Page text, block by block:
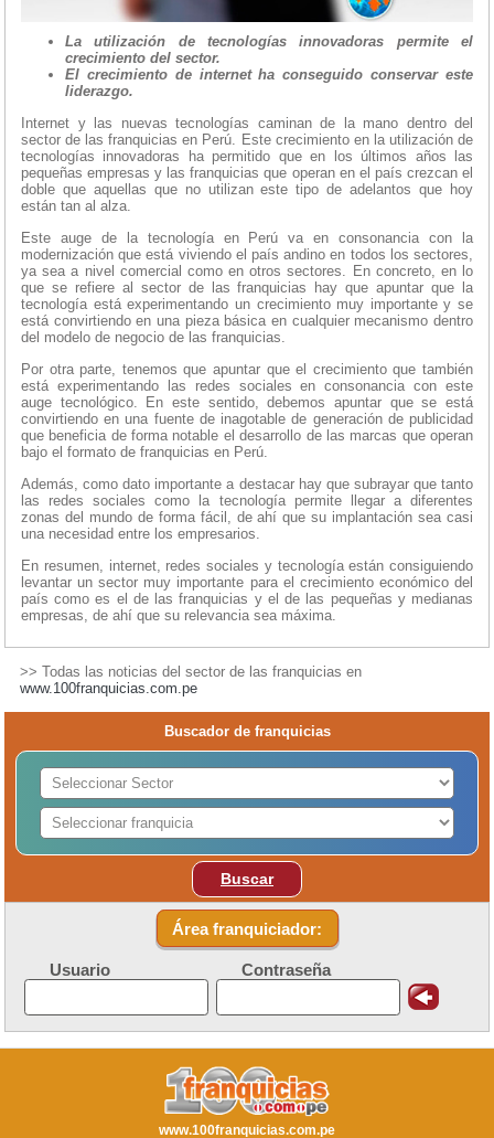
La utilización de tecnologías innovadoras permite el
crecimiento del sector.
El crecimiento de internet ha conseguido conservar este
liderazgo.
Internet y las nuevas tecnologías caminan de la mano dentro del
sector de las franquicias en Perú. Este crecimiento en la utilización de
tecnologías innovadoras ha permitido que en los últimos años las
pequeñas empresas y las franquicias que operan en el país crezcan el
doble que aquellas que no utilizan este tipo de adelantos que hoy
están tan al alza.
Este auge de la tecnología en Perú va en consonancia con la
modernización que está viviendo el país andino en todos los sectores,
ya sea a nivel comercial como en otros sectores. En concreto, en lo
que se refiere al sector de las franquicias hay que apuntar que la
tecnología está experimentando un crecimiento muy importante y se
está convirtiendo en una pieza básica en cualquier mecanismo dentro
del modelo de negocio de las franquicias.
Por otra parte, tenemos que apuntar que el crecimiento que también
está experimentando las redes sociales en consonancia con este
auge tecnológico. En este sentido, debemos apuntar que se está
convirtiendo en una fuente de inagotable de generación de publicidad
que beneficia de forma notable el desarrollo de las marcas que operan
bajo el formato de franquicias en Perú.
Además, como dato importante a destacar hay que subrayar que tanto
las redes sociales como la tecnología permite llegar a diferentes
zonas del mundo de forma fácil, de ahí que su implantación sea casi
una necesidad entre los empresarios.
En resumen, internet, redes sociales y tecnología están consiguiendo
levantar un sector muy importante para el crecimiento económico del
país como es el de las franquicias y el de las pequeñas y medianas
empresas, de ahí que su relevancia sea máxima.
>> Todas las noticias del sector de las franquicias en
www.100franquicias.com.pe
Buscador de franquicias
Buscar
Área franquiciador:
Usuario Contraseña
www.100franquicias.com.pe